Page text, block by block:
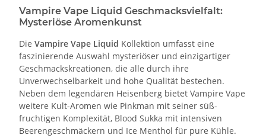
Vampire Vape Liquid Geschmacksvielfalt:
Mysteriöse Aromenkunst
Die Vampire Vape Liquid Kollektion umfasst eine
faszinierende Auswahl mysteriöser und einzigartiger
Geschmackskreationen, die alle durch ihre
Unverwechselbarkeit und hohe Qualität bestechen.
Neben dem legendären Heisenberg bietet Vampire Vape
weitere Kult-Aromen wie Pinkman mit seiner süß-
fruchtigen Komplexität, Blood Sukka mit intensiven
Beerengeschmäckern und Ice Menthol für pure Kühle.